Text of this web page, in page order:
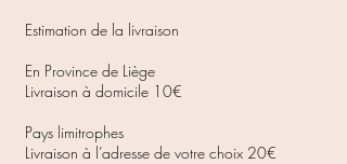
Estimation de la livraison
En Province de Liège
Livraison à domicile 10€
Pays limitrophes
Livraison à l’adresse de votre choix 20€